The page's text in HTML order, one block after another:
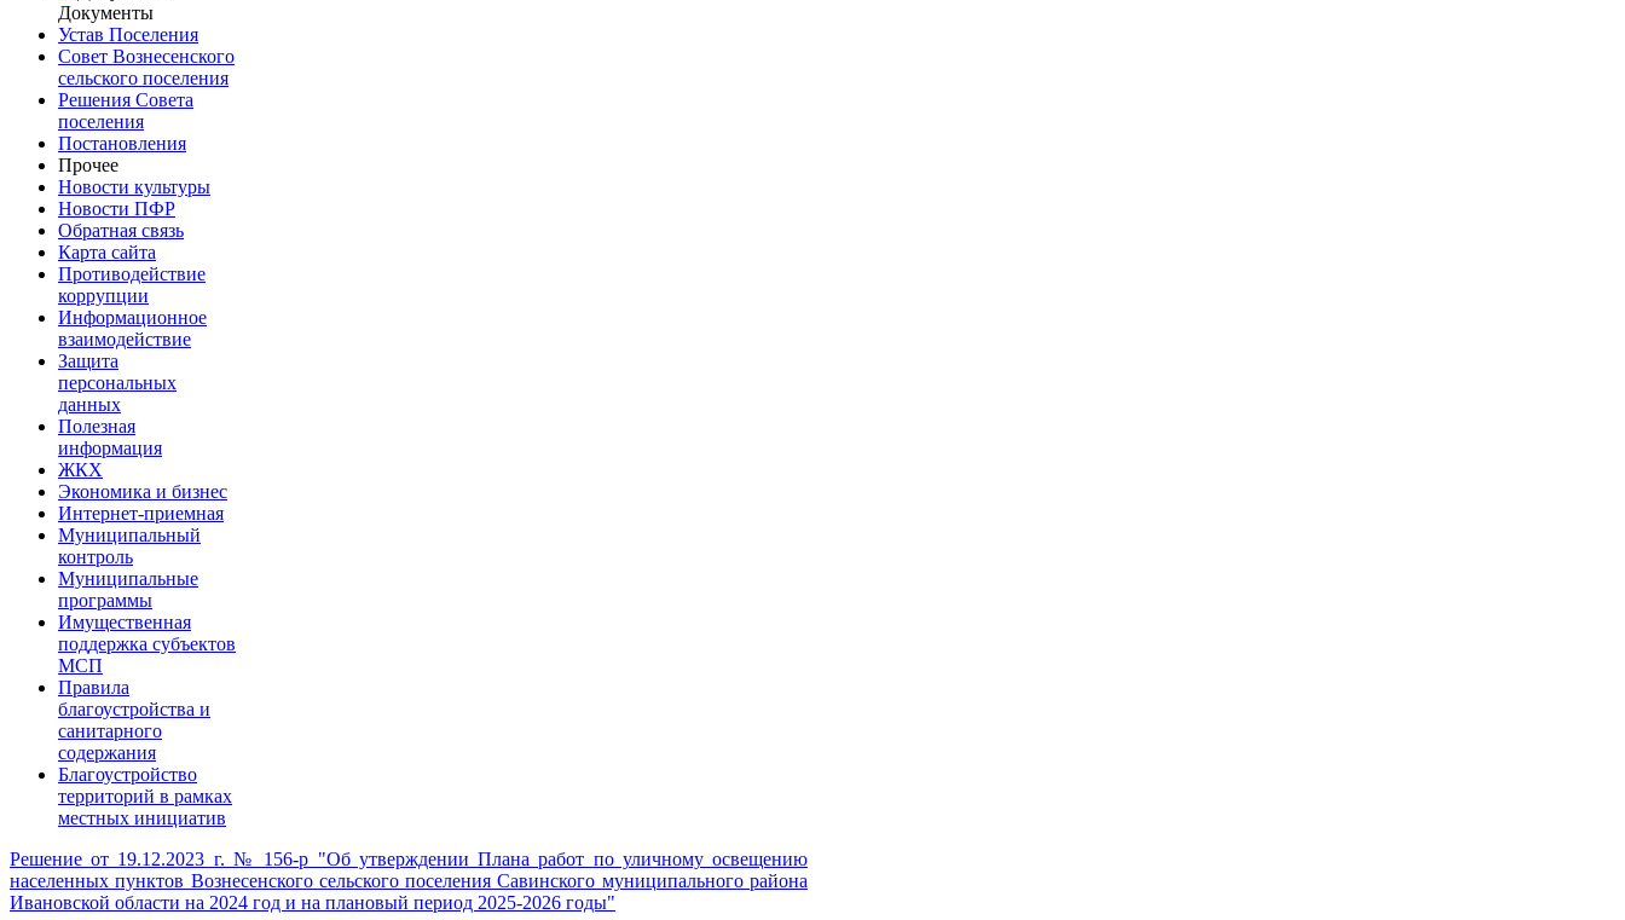
Документы
Устав Поселения
Совет Вознесенского
сельского поселения
Решения Совета
поселения
Постановления
Прочее
Новости культуры
Новости ПФР
Обратная связь
Карта сайта
Противодействие
коррупции
Информационное
взаимодействие
Защита
персональных
данных
Полезная
информация
ЖКХ
Экономика и бизнес
Интернет-приемная
Муниципальный
контроль
Муниципальные
программы
Имущественная
поддержка субъектов
МСП
Правила
благоустройства и
санитарного
содержания
Благоустройство
территорий в рамках
местных инициатив
Решение от 19.12.2023 г. № 156-р "Об утверждении Плана работ по уличному освещению
населенных пунктов Вознесенского сельского поселения Савинского муниципального района
Ивановской области на 2024 год и на плановый период 2025-2026 годы"